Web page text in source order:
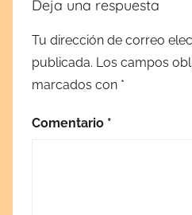
Deja una respuesta
Tu dirección de correo
publicada. Los campos
marcados con *
Comentario *